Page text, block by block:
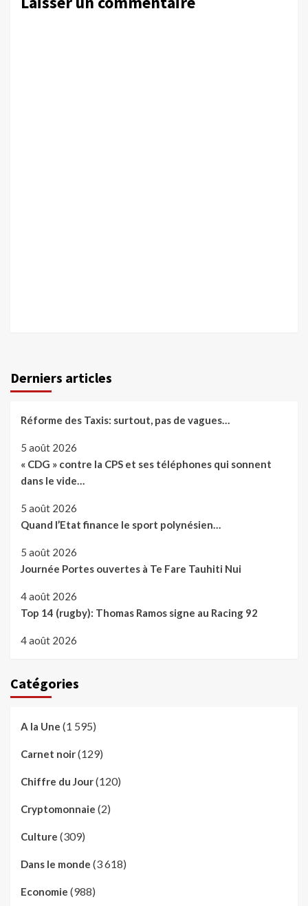
Derniers articles
Réforme des Taxis: surtout, pas de vagues…
5 août 2026
« CDG » contre la CPS et ses téléphones qui sonnent
dans le vide…
5 août 2026
Quand l’Etat finance le sport polynésien…
5 août 2026
Journée Portes ouvertes à Te Fare Tauhiti Nui
4 août 2026
Top 14 (rugby): Thomas Ramos signe au Racing 92
4 août 2026
Catégories
A la Une (1 595)
Carnet noir(129)
Chiffre du Jour(120)
Cryptomonnaie (2)
Culture (309)
Dans le monde (3 618)
Economie (988)